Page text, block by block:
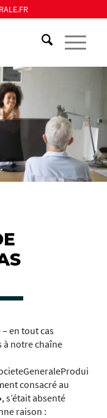
en tout cas
à notre chaîne
consacré au
, s’était absenté
raison :